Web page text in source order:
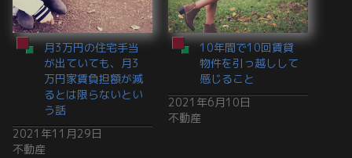
月3万円の住宅手当
が出ていても、月3
万円家賃負担額が減
るとは限らないとい
う話
2021年11月29日
不動産
10年間で10回賃貸
物件を引っ越しして
感じること
2021年6月10日
不動産